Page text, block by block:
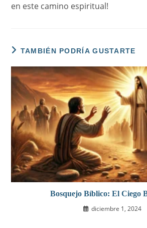
en este camino espiritual!
TAMBIÉN PODRÍA GUSTARTE
Bosquejo Bíblico: El Ciego
diciembre 1, 2024